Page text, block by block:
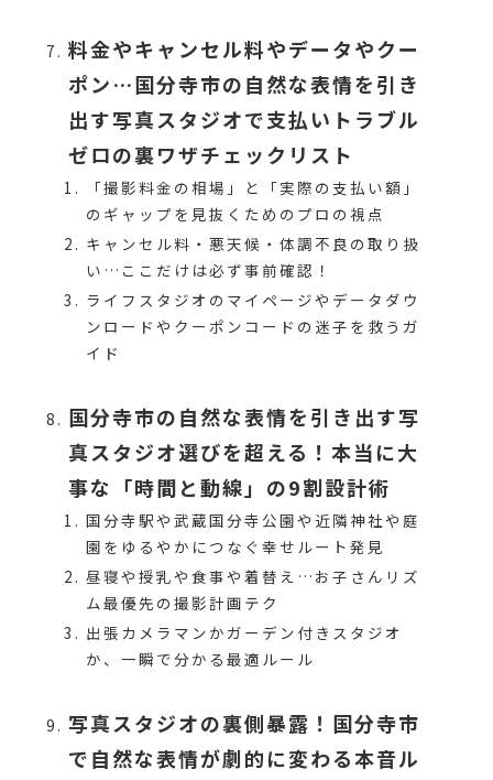
料金やキャンセル料やデータやクー
ポン…国分寺市の自然な表情を引き
出す写真スタジオで支払いトラブル
ゼロの裏ワザチェックリスト
「撮影料金の相場」と「実際の支払い額」
のギャップを見抜くためのプロの視点
キャンセル料・悪天候・体調不良の取り扱
い…ここだけは必ず事前確認！
ライフスタジオのマイページやデータダウ
ンロードやクーポンコードの迷子を救うガ
イド
国分寺市の自然な表情を引き出す写
真スタジオ選びを超える！本当に大
事な「時間と動線」の9割設計術
国分寺駅や武蔵国分寺公園や近隣神社や庭
園をゆるやかにつなぐ幸せルート発見
昼寝や授乳や食事や着替え…お子さんリズ
ム最優先の撮影計画テク
出張カメラマンかガーデン付きスタジオ
か、一瞬で分かる最適ルール
写真スタジオの裏側暴露！国分寺市
で自然な表情が劇的に変わる本音ル